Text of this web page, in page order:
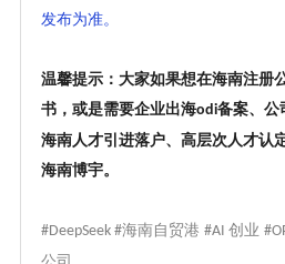
发布为准。
温馨提示：大家如果想在海南注册
书，或是需要企业出海odi备案、公
海南人才引进落户、高层次人才认
海南博宇。
#DeepSeek #海南自贸港 #AI 创业